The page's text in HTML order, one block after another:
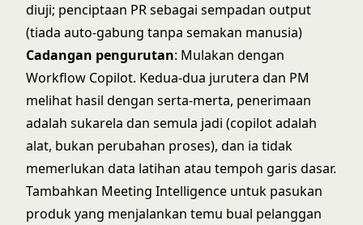
diuji; penciptaan PR sebagai sempadan output
(tiada auto-gabung tanpa semakan manusia)
Cadangan pengurutan: Mulakan dengan
Workflow Copilot. Kedua-dua jurutera dan PM
melihat hasil dengan serta-merta, penerimaan
adalah sukarela dan semula jadi (copilot adalah
alat, bukan perubahan proses), dan ia tidak
memerlukan data latihan atau tempoh garis dasar.
Tambahkan Meeting Intelligence untuk pasukan
produk yang menjalankan temu bual pelanggan